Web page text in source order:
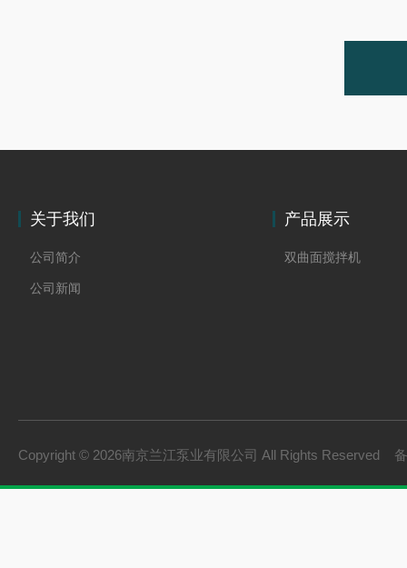
关于我们
公司简介
公司新闻
产品展示
双曲面搅拌机
Copyright © 2026南京兰江泵业有限公司 All Rights Reserved